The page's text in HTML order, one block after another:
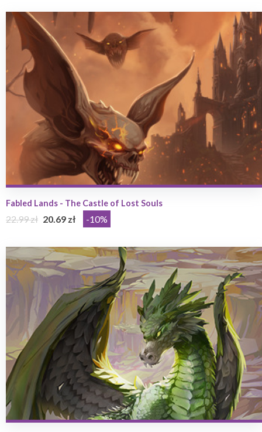
Fabled Lands - The Castle of Lost Souls
22.99 zł 20.69 zł -10%